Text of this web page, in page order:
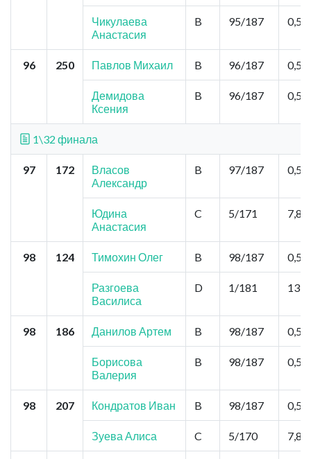
Чикулаева
Анастасия
B 95/187 0,52
96 250 Павлов Михаил B 96/187 0,52
Демидова
Ксения
B 96/187 0,52
1\32 финала
97 172
Власов
Александр
B 97/187 0,52
Юдина
Анастасия
C 5/171 7,8
98 124 Тимохин Олег B 98/187 0,52
Разгоева
Василиса
D 1/181 13,0
98 186 Данилов Артем B 98/187 0,52
Борисова
Валерия
B 98/187 0,52
98 207 Кондратов Иван B 98/187 0,52
Зуева Алиса C 5/170 7,8